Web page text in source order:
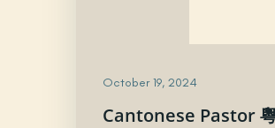
October 19, 2024
Cantonese Pastor